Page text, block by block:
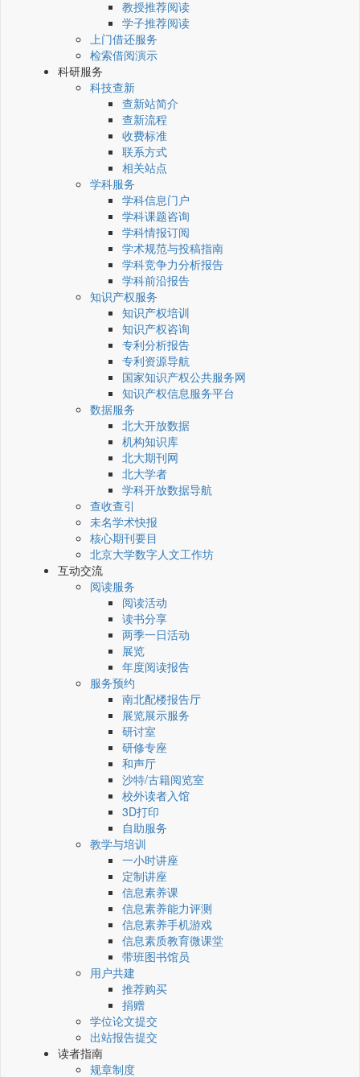
教授推荐阅读
学子推荐阅读
上门借还服务
检索借阅演示
科研服务
科技查新
查新站简介
查新流程
收费标准
联系方式
相关站点
学科服务
学科信息门户
学科课题咨询
学科情报订阅
学术规范与投稿指南
学科竞争力分析报告
学科前沿报告
知识产权服务
知识产权培训
知识产权咨询
专利分析报告
专利资源导航
国家知识产权公共服务网
知识产权信息服务平台
数据服务
北大开放数据
机构知识库
北大期刊网
北大学者
学科开放数据导航
查收查引
未名学术快报
核心期刊要目
北京大学数字人文工作坊
互动交流
阅读服务
阅读活动
读书分享
两季一日活动
展览
年度阅读报告
服务预约
南北配楼报告厅
展览展示服务
研讨室
研修专座
和声厅
沙特/古籍阅览室
校外读者入馆
3D打印
自助服务
教学与培训
一小时讲座
定制讲座
信息素养课
信息素养能力评测
信息素养手机游戏
信息素质教育微课堂
带班图书馆员
用户共建
推荐购买
捐赠
学位论文提交
出站报告提交
读者指南
规章制度